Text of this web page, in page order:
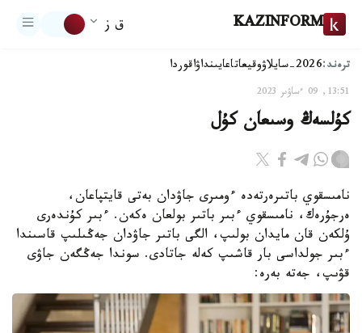
KAZINFORM ق ز
ترەند:2026-سايلاۋ وقيعاتاعايىنداۋاقوردا
13:51, 09 ءساۋىر 2023
كۇلسەڭ وسىعان كۇل
نامىسقوي باتىرەرتەدە ءومىرى جاۋدان بەتى قايتپاعان،
ەرجۇرەك، نامىسقوي ءبىر باتىر بولعان ەكەن. ءبىر كۇندەرى
ۇلكەن قان مايدان بولىپ، الگى باتىر جاۋدان جەڭىلىپ قاسىندا
ءبىر جولداسى بار قاشىپ كەلە جاتادى. سوندا جەڭگەن جاۋى
قۋىپ، جەتە بەرە: